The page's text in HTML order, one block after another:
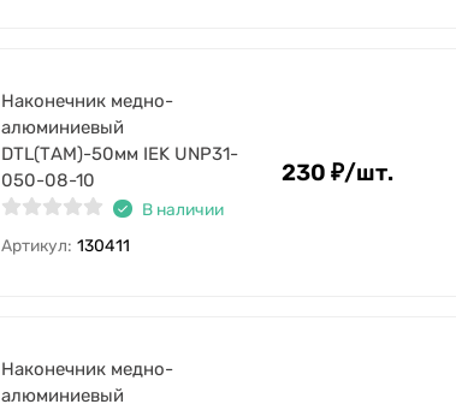
Наконечник медно-
алюминиевый
DTL(ТАМ)-50мм IEK UNP31-
050-08-10
В наличии
Артикул: 130411
230 ₽/шт.
Наконечник медно-
алюминиевый